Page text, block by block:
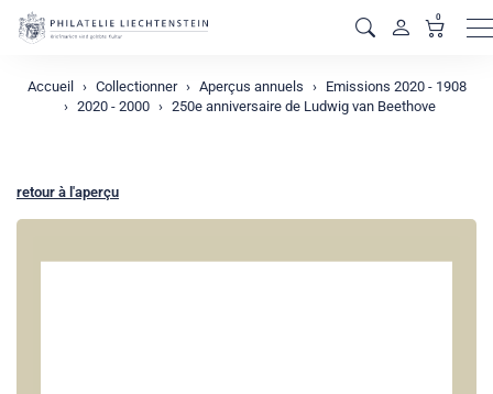
0
Accueil Collectionner Aperçus annuels
Emissions 2020 - 1908
2020 - 2000
250e anniversaire de Ludwig van Beethove
retour à l'aperçu